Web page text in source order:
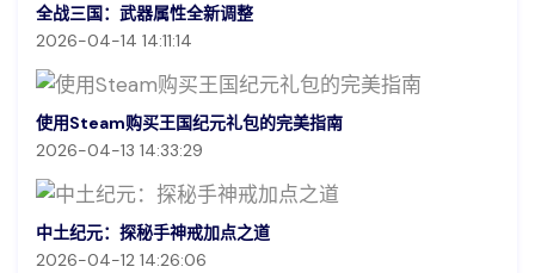
全战三国：武器属性全新调整
2026-04-14 14:11:14
使用Steam购买王国纪元礼包的完美指南
2026-04-13 14:33:29
中土纪元：探秘手神戒加点之道
2026-04-12 14:26:06